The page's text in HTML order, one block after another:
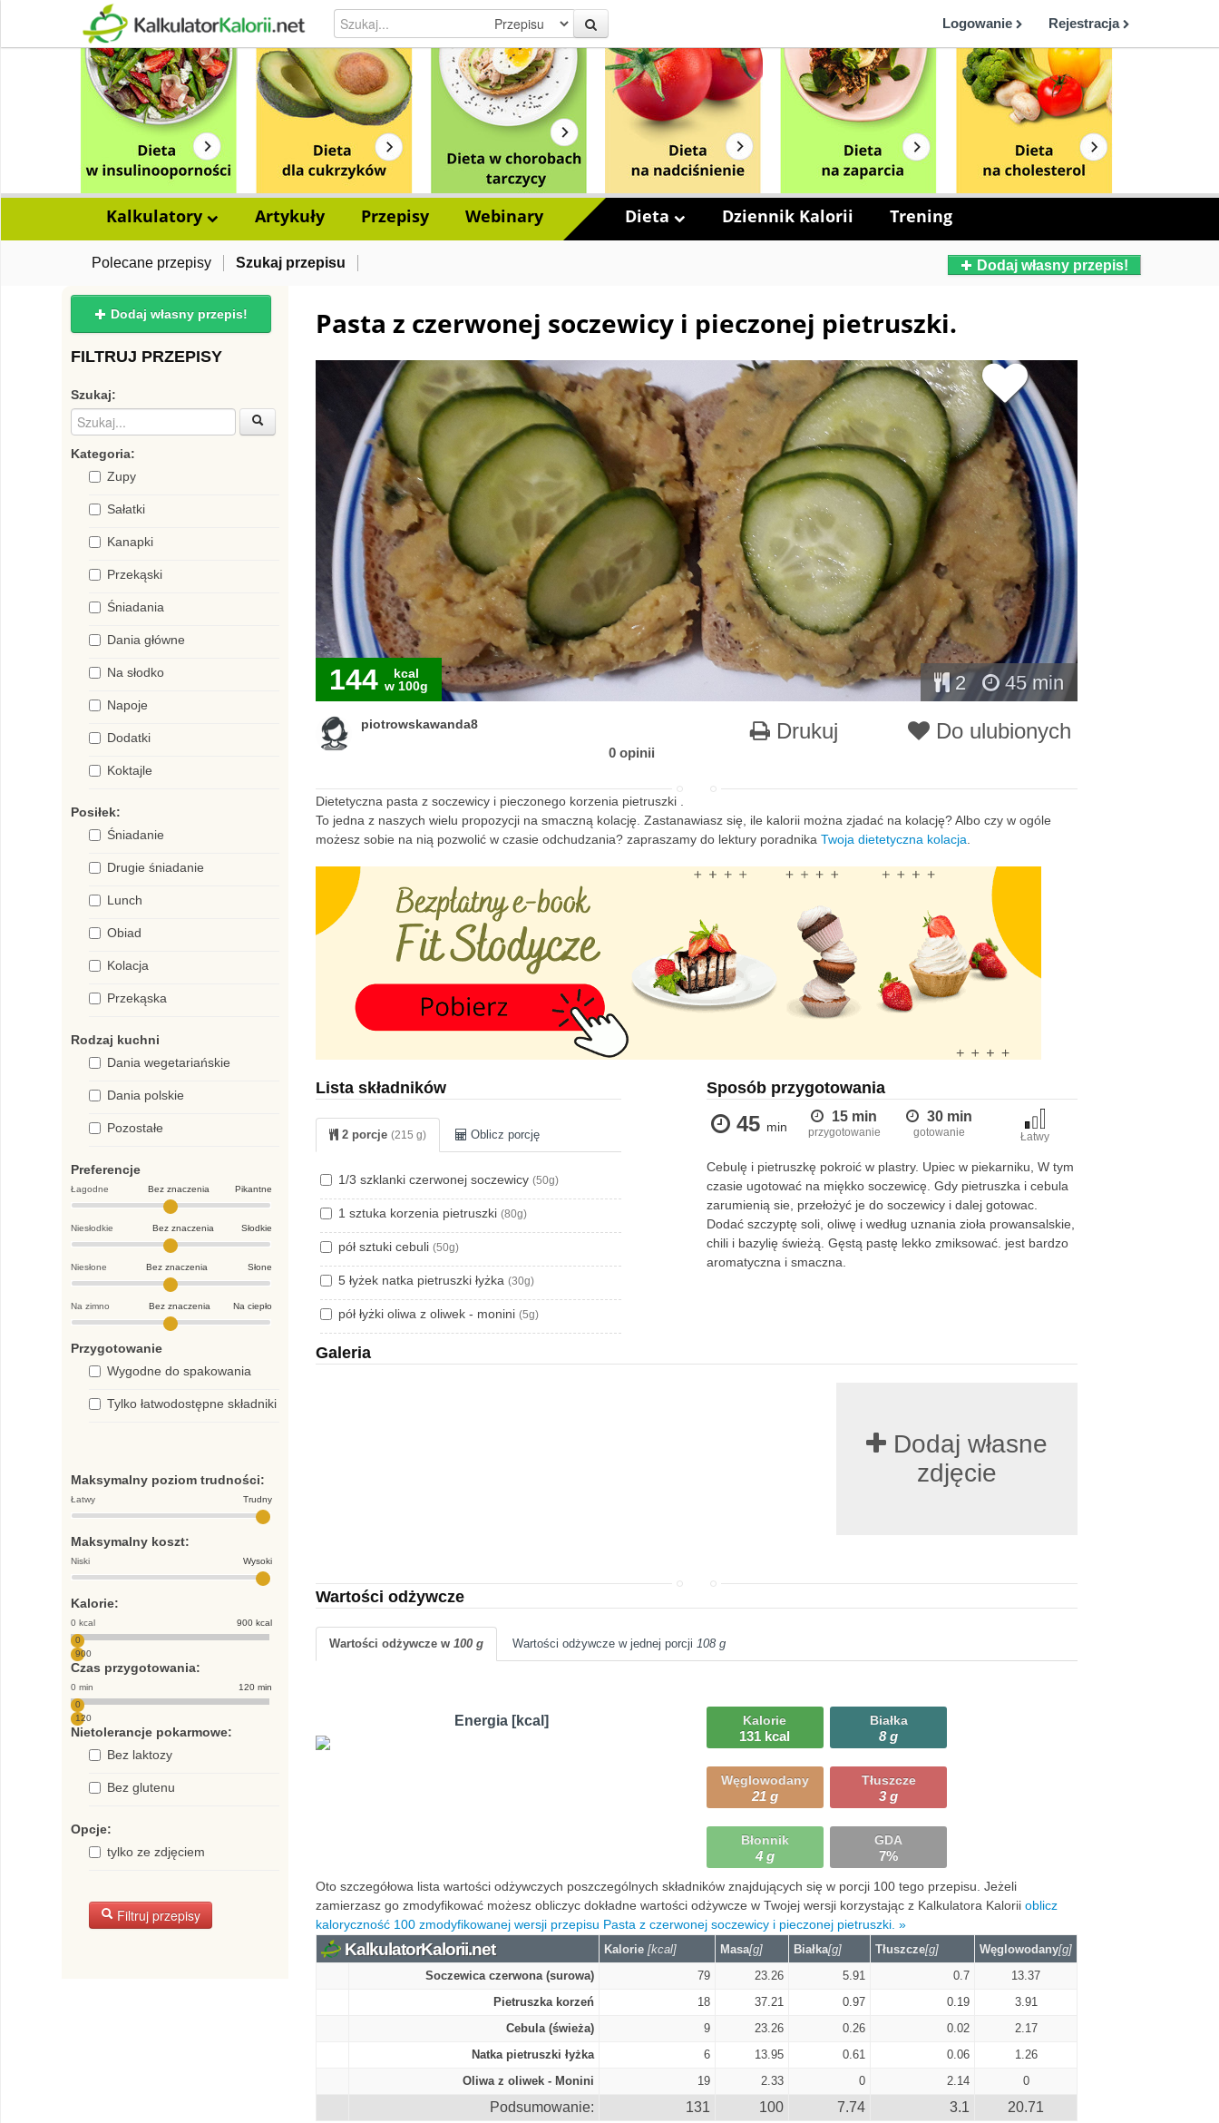
Logowanie Rejestracja
Kalkulatory Artykuły Przepisy Webinary Dieta Dziennik Kalorii Trening
Polecane przepisy Szukaj przepisu Dodaj własny przepis!
Dodaj własny przepis!
FILTRUJ PRZEPISY
Szukaj:
Kategoria:
Zupy
Sałatki
Kanapki
Przekąski
Śniadania
Dania główne
Na słodko
Napoje
Dodatki
Koktajle
Posiłek:
Śniadanie
Drugie śniadanie
Lunch
Obiad
Kolacja
Przekąska
Rodzaj kuchni
Dania wegetariańskie
Dania polskie
Pozostałe
Preferencje
Łagodne Pikantne
Bez znaczenia
Niesłodkie Słodkie
Bez znaczenia
Niesłone Słone
Bez znaczenia
Na zimno Na ciepło
Bez znaczenia
Przygotowanie
Wygodne do spakowania
Tylko łatwodostępne składniki
Maksymalny poziom trudności:
Łatwy Trudny
Maksymalny koszt:
Niski Wysoki
Kalorie:
0 kcal
900 kcal
0
900
Czas przygotowania:
0 min
120 min
0
120
Nietolerancje pokarmowe:
Bez laktozy
Bez glutenu
Opcje:
tylko ze zdjęciem
Filtruj przepisy
Pasta z czerwonej soczewicy i pieczonej pietruszki.
144
kcal
w 100g
2 45 min
piotrowskawanda8
0 opinii
Drukuj Do ulubionych
Dietetyczna pasta z soczewicy i pieczonego korzenia pietruszki .
To jedna z naszych wielu propozycji na smaczną kolację. Zastanawiasz się, ile kalorii można zjadać na kolację? Albo czy w ogóle
możesz sobie na nią pozwolić w czasie odchudzania? zapraszamy do lektury poradnika Twoja dietetyczna kolacja
Lista składników
2 porcje (215 g) Oblicz porcję
1/3 szklanki czerwonej soczewicy (50g)
1 sztuka korzenia pietruszki (80g)
pół sztuki cebuli (50g)
5 łyżek natka pietruszki łyżka (30g)
pół łyżki oliwa z oliwek - monini (5g)
Sposób przygotowania
45 min
15 min
przygotowanie
30 min
gotowanie Łatwy
Cebulę i pietruszkę pokroić w plastry. Upiec w piekarniku, W tym
czasie ugotować na miękko soczewicę. Gdy pietruszka i cebula
zarumienią sie, przełożyć je do soczewicy i dalej gotowac.
Dodać szczyptę soli, oliwę i według uznania zioła prowansalskie,
chili i bazylię świeżą. Gęstą pastę lekko zmiksować. jest bardzo
aromatyczna i smaczna.
Galeria
Dodaj własne
zdjęcie
Wartości odżywcze
Wartości odżywcze w 100 g Wartości odżywcze w jednej porcji 108 g
Energia [kcal] Kalorie
131 kcal
Białka
8 g
Węglowodany
21 g
Tłuszcze
3 g
Błonnik
4 g
GDA
7%
Oto szczegółowa lista wartości odżywczych poszczególnych składników znajdujących się w porcji 100 tego przepisu. Jeżeli
zamierzasz go zmodyfikować możesz obliczyc dokładne wartości odżywcze w Twojej wersji korzystając z Kalkulatora Kalorii oblicz
kaloryczność 100 zmodyfikowanej wersji przepisu Pasta z czerwonej soczewicy i pieczonej pietruszki. »
KalkulatorKalorii.net Kalorie [kcal] Masa[g] Białka[g] Tłuszcze[g] Węglowodany[g]
Soczewica czerwona (surowa)
79 23.26 5.91 0.7
13.37
Pietruszka korzeń
18 37.21 0.97 0.19
3.91
Cebula (świeża)
9 23.26 0.26 0.02
2.17
Natka pietruszki łyżka
6 13.95 0.61 0.06
1.26
Oliwa z oliwek - Monini
19 2.33 0 2.14 0
Podsumowanie: 131 100 7.74 3.1 20.71